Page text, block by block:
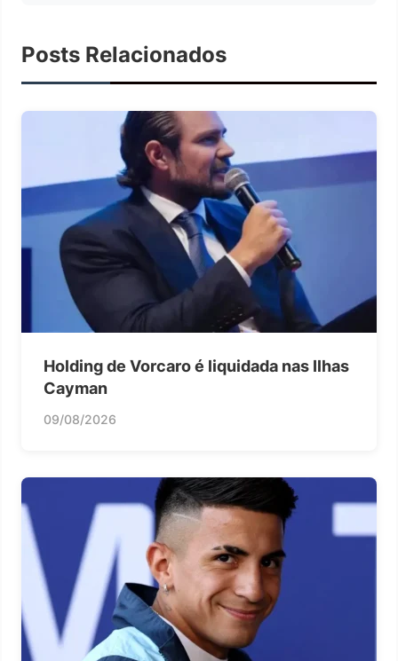
Posts Relacionados
Holding de Vorcaro é liquidada nas Ilhas
Cayman
09/08/2026